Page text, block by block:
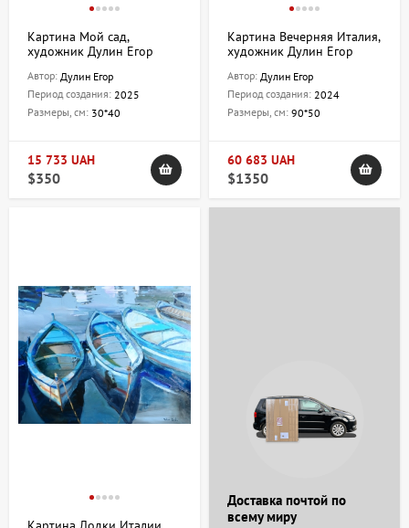
Картина Мой сад,
художник Дулин Егор
Автор: Дулин Егор
Период создания: 2025
Размеры, см: 30*40
15 733 UAH
$350
Картина Вечерняя Италия,
художник Дулин Егор
Автор: Дулин Егор
Период создания: 2024
Размеры, см: 90*50
60 683 UAH
$1350
Доставка почтой по
всему миру